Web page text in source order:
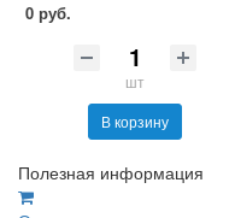
0 руб.
шт
В корзину
Полезная информация